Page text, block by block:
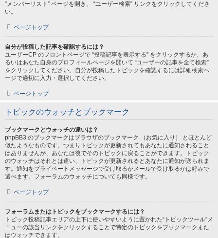
“メンバーリスト” ページを開き、 “ユーザー検索” リンクをクリックしてくださ
い。
ページトップ
自分が投稿した記事を確認するには？
ユーザーCP のフロントページで “投稿記事を表示する” をクリックするか、あ
るいはあなた自身のプロフィールページを開いて “ユーザーの記事を全て検索”
をクリックしてください。自分が投稿したトピックを確認するには詳細検索ペ
ージで適切に入力・選択してください。
ページトップ
トピックのウォッチとブックマーク
ブックマークとウォッチの違いは？
phpBB3 のブックマークはブラウザのブックマーク （お気に入り） とほとんど
似たようなものです。つまりトピックが更新されてもあなたに通知されること
はありませんが、あなたは後でそのトピックに戻ることができます。トピック
のウォッチはそれとは違い、トピックが更新されるとあなたに通知が送られま
す。通知をプライベートメッセージで受け取るかメールで受け取るかは好みで
選べます。フォーラムのウォッチについても同様です。
ページトップ
フォーラムまたはトピックをブックマークするには？
トピック投稿記事エリアの上下に使いやすいように置かれた“トピックツール”メ
ニューの該当リンクをクリックすることで特定のトピックをブックマークまた
はウォッチできます。